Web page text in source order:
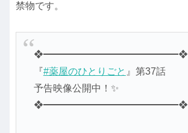
禁物です。
❖━━━━━━━━━━━━━━❖
『#薬屋のひとりごと 』第37話
予告映像公開中！✨
❖━━━━━━━━━━━━━━❖